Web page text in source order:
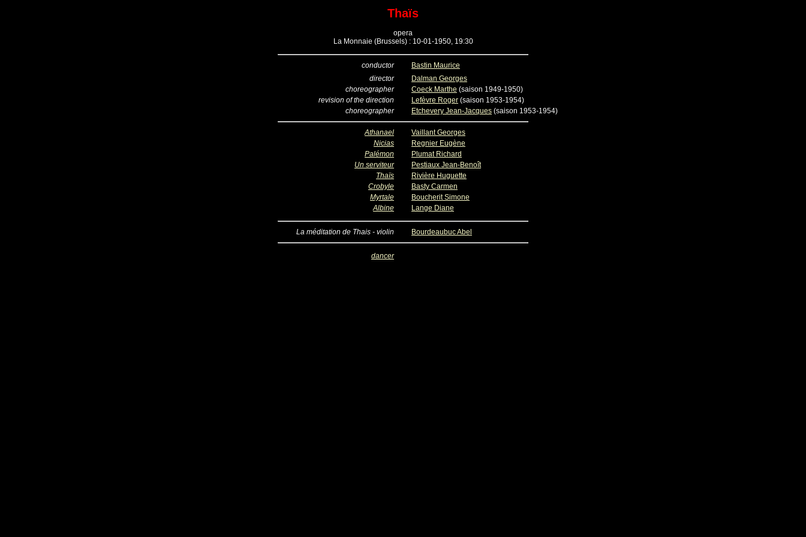
Thaïs
opera
La Monnaie (Brussels) : 10-01-1950, 19:30
conductor
Bastin Maurice
director
Dalman Georges
choreographer
Coeck Marthe (saison 1949-1950)
revision of the direction
Lefèvre Roger (saison 1953-1954)
choreographer
Etchevery Jean-Jacques (saison 1953-1954)
Athanael
Vaillant Georges
Nicias
Regnier Eugène
Palémon
Plumat Richard
Un serviteur
Pestiaux Jean-Benoît
Thaïs
Rivière Huguette
Crobyle
Basty Carmen
Myrtale
Boucherit Simone
Albine
Lange Diane
La méditation de Thais - violin Bourdeaubuc Abel
dancer